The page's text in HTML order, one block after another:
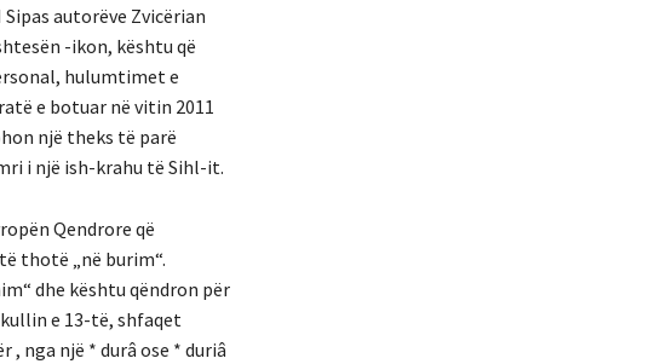
autorëve Zvicërian
-ikon, kështu që
hulumtimet e
e botuar në vitin 2011
një theks të parë
i një ish-krahu të Sihl-it.
Qendrore që
thotë „në burim“.
dhe kështu qëndron për
e 13-të, shfaqet
nga një * durâ ose * duriâ